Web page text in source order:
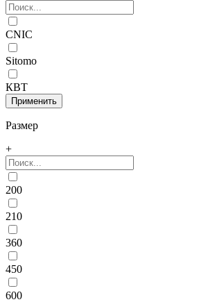
CNIC
Sitomo
КВТ
Размер
+
200
210
360
450
600